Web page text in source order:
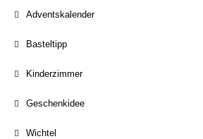
Adventskalender
Basteltipp
Kinderzimmer
Geschenkidee
Wichtel